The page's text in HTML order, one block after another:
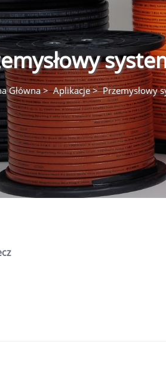
Główna>Aplikacje>Przemysłowy